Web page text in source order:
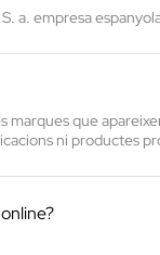
a. empresa
que
ni productes